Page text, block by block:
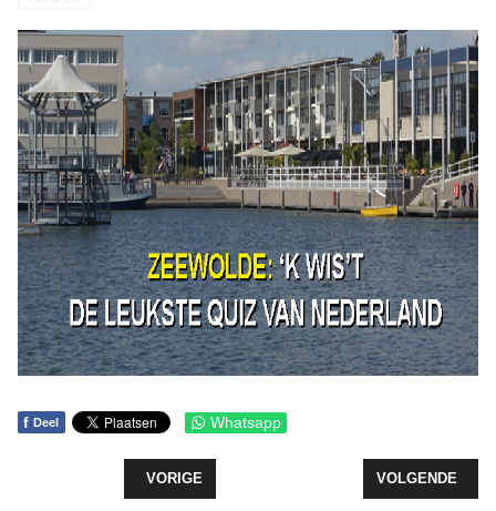
f Deel Whatsapp
VORIG ARTIKEL: VUURWERKAFVAL-CAMPAGNE
VORIGE VOLGENDE
VOLGENDE